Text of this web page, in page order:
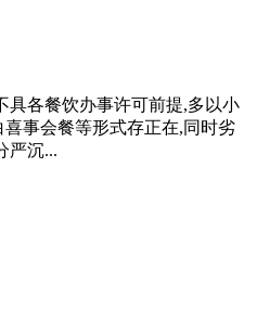
具各餐饮办事许可前提,多以小
事会餐等形式存正在,同时劣
严沉...